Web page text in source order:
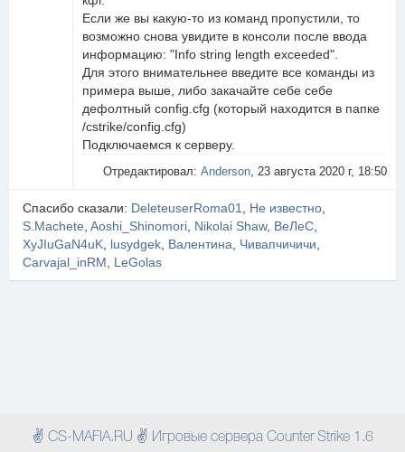
Если же вы какую-то из команд пропустили, то
возможно снова увидите в консоли после ввода
информацию: "Info string length exceeded".
Для этого внимательнее введите все команды из
примера выше, либо закачайте себе себе
дефолтный config.cfg (который находится в папке
/cstrike/config.cfg)
Подключаемся к серверу.
Отредактировал: Anderson, 23 августа 2020 г, 18:50
Спасибо сказали: DeleteuserRoma01 Не известно
S.Machete Aoshi_Shinomori Nikolai Shaw, ВеЛеС
XyJIuGaN4uK lusydgek Валентина Чивапчичичи
Carvajal_inRM
LeGolas
✌ CS-MAFIA.RU ✌ Игровые сервера Counter Strike 1.6